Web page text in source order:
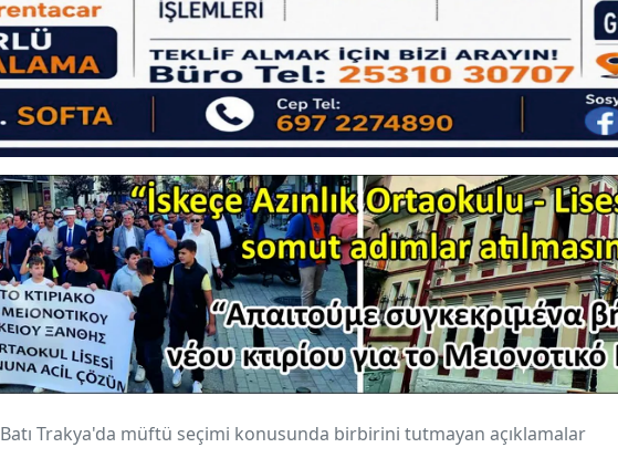
Batı Trakya'da müftü seçimi konusunda birbirini tutmayan açıklamalar